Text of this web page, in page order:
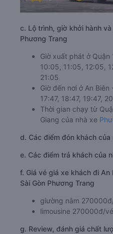
c. Lộ trình, giờ khởi hành
Phương Trang
Giờ xuất phát ở Quận
10:05, 11:05, 12:05,
21:05
Giờ đến nơi ở An Biên
17:47, 18:47, 19:47,
Thời gian chạy từ
Giang của nhà xe
d. Các điểm đón khách của
e. Các điểm trả khách của
f. Giá vé giá xe khách đi An
Sài Gòn Phương Trang
giường nằm
limousine 270000đ/vé
g. Review, đánh giá chất